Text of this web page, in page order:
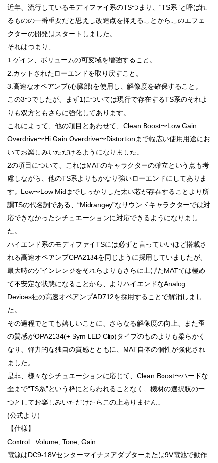
近年、流行しているモディファイ系のTSつまり、“TS系”と呼ばれ
るものの一番重要だと思えし改造点を抑えることからこのエフェ
クターの開発はスタートしました。
それはつまり、
1.ゲイン、ボリュームの可変域を増強すること。
2.カットされたローエンドを取り戻すこと。
3.高速なオペアンプ(心臓部)を使用し、解像度を確保すること。
この3つでしたが、まず1については現行で存在するTS系のそれよ
りも双方ともさらに強化してあります。
これによって、他の項目とあわせて、Clean Boost〜Low Gain
Overdrive〜Hi Gain Overdrive〜Distortionまで幅広い使用用途にお
いてお楽しみいただけるようになりました。
2の項目について、これはMATのキャラクターの確立という点も考
慮しながら、他のTS系よりもかなり強いローエンドにしてありま
す。Low〜Low Midまでしっかりした太い芯が存在することより所
謂TSの代名詞である、“Midrangey”なサウンドキャラクターでは対
応できなかったシチュエーションに対応できるようになりまし
た。
ハイエンド系のモディファイTSには必ずと言っていいほど搭載さ
れる高速オペアンプOPA2134を同じように採用していましたが、
最大時のゲインレンジをそれらよりもさらに上げたMATでは極め
て不安定な状態になることから、よりハイエンドなAnalog
Devices社の高速オペアンプAD712を採用することで解消しまし
た。
その過程でとても嬉しいことに、さらなる解像度の向上、また歪
の質感がOPA2134(+ Sym LED Clip)タイプのものよりも柔らかく
なり、弾力的な独自の質感とともに、MAT自体の個性が強化され
ました。
是非、様々なシチュエーションに応じて、Clean Boost〜ハードな
歪まで“TS系”という枠にとらわれることなく、機材の選択肢の一
つとしてお楽しみいただけたらこの上ありません。
(公式より）
【仕様】
Control : Volume, Tone, Gain
電源はDC9-18Vセンターマイナスアダプターまたは9V電池で動作